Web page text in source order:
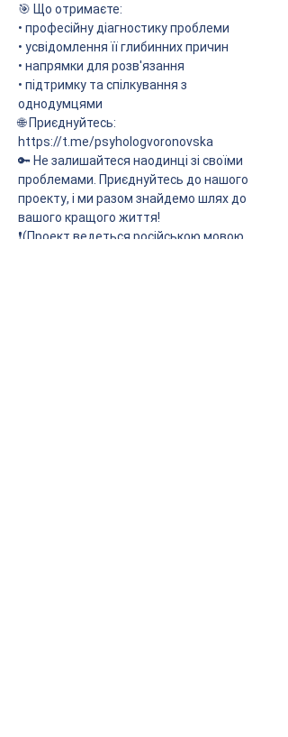
🎯 Що отримаєте:
• професійну діагностику проблеми
• усвідомлення її глибинних причин
• напрямки для розв'язання
• підтримку та спілкування з
однодумцями
🌐 Приєднуйтесь:
https://t.me/psyhologvoronovska
🔑 Не залишайтеся наодинці зі своїми
проблемами. Приєднуйтесь до нашого
проекту, і ми разом знайдемо шлях до
вашого кращого життя!
❗️(Проект ведеться російською мовою,